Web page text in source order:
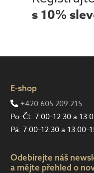
s 10%
E-shop
+420 605 209 215
Po–Čt: 7:00–12:30 a
Pá: 7:00–12:30 a
Odebírejte náš
a mějte přehled o